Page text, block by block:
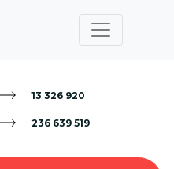
13 326 920
236 639 519